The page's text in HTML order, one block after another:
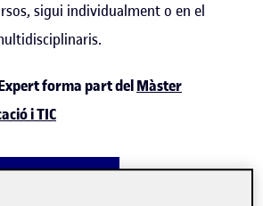
sigui individualment o en el
forma part delMàster
i TIC